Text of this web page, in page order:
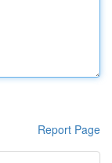
Report Page